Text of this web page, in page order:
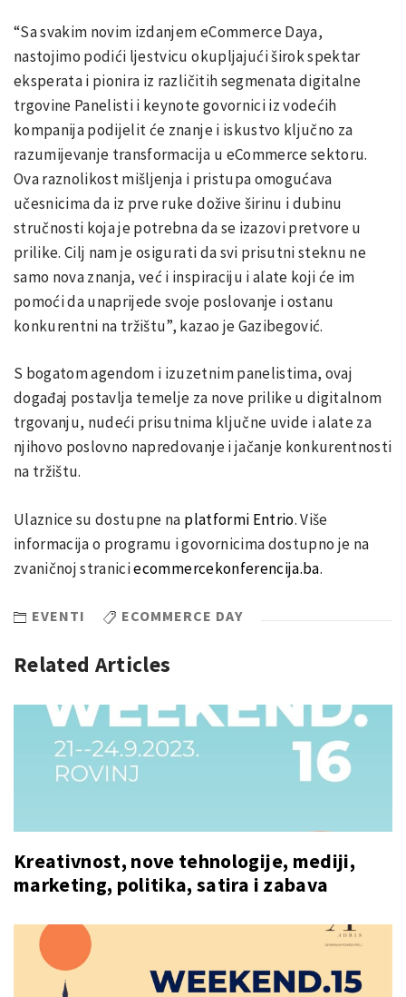
“Sa svakim novim izdanjem eCommerce Daya,
nastojimo podići ljestvicu okupljajući širok spektar
eksperata i pionira iz različitih segmenata digitalne
trgovine Panelisti i keynote govornici iz vodećih
kompanija podijelit će znanje i iskustvo ključno za
razumijevanje transformacija u eCommerce sektoru.
Ova raznolikost mišljenja i pristupa omogućava
učesnicima da iz prve ruke dožive širinu i dubinu
stručnosti koja je potrebna da se izazovi pretvore u
prilike. Cilj nam je osigurati da svi prisutni steknu ne
samo nova znanja, već i inspiraciju i alate koji će im
pomoći da unaprijede svoje poslovanje i ostanu
konkurentni na tržištu”, kazao je Gazibegović.
S bogatom agendom i izuzetnim panelistima, ovaj
događaj postavlja temelje za nove prilike u digitalnom
trgovanju, nudeći prisutnima ključne uvide i alate za
njihovo poslovno napredovanje i jačanje konkurentnosti
na tržištu.
Ulaznice su dostupne na platformi Entrio. Više
informacija o programu i govornicima dostupno je na
zvaničnoj straniciecommercekonferencija.ba.
EVENTI ECOMMERCE DAY
Related Articles
Kreativnost, nove tehnologije, mediji,
marketing, politika, satira i zabava